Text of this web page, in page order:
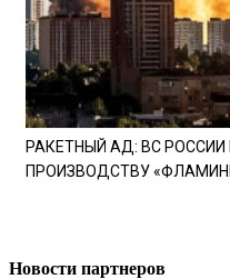
РАКЕТНЫЙ АД: ВС
ПРОИЗВОДСТВУ
Новости партнеров